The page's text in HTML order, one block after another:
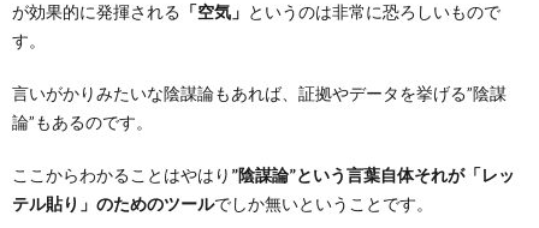
が効果的に発揮される 「空気」 というのは非常に恐ろしいもので
す。
言いがかりみたいな陰謀論もあれば、証拠やデータを挙げる”陰謀
論”もあるのです。
ここからわかることはやはり ”陰謀論”という言葉自体それが「レッ
テル貼り」のためのツールでしか無いということです。